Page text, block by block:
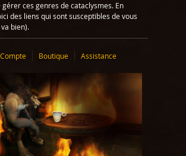
ces genres de cataclysmes. En
des liens qui sont susceptibles de vous
bien).
Compte Boutique Assistance